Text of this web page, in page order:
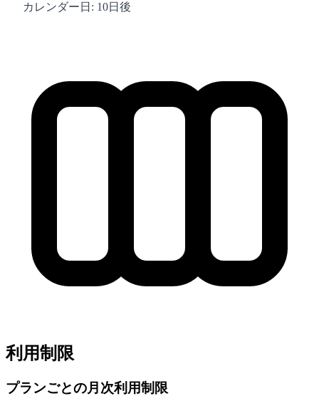
カレンダー日: 10日後
利用制限
プランごとの月次利用制限